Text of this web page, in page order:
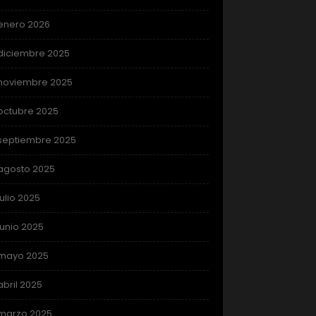
2026
2025
2025
2025
2025
2025
2025
2025
2025
2025